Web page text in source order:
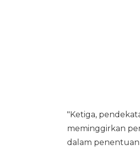
"Ketiga,
meminggirkan
dalam penentuan